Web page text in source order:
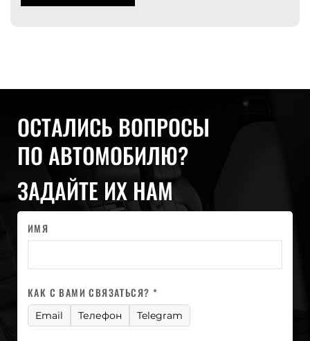
ОСТАЛИСЬ ВОПРОСЫ
ПО АВТОМОБИЛЮ?
ЗАДАЙТЕ ИХ НАМ
ИМЯ
КАК С ВАМИ СВЯЗАТЬСЯ? *
Email Телефон Telegram